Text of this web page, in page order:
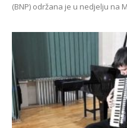
(BNP) održana je u nedjelju na